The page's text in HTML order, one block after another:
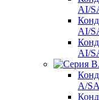
AI/
AI/
AI/
A/